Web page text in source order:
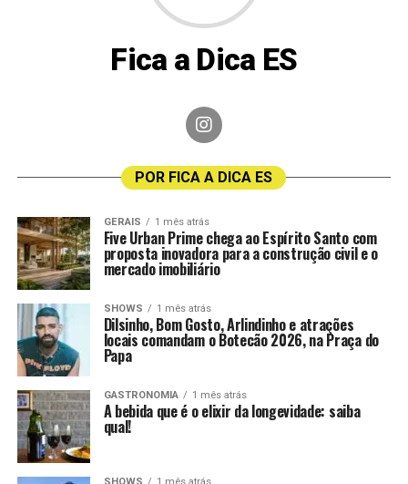
Fica a Dica ES
POR FICA A DICA ES
GERAIS 1 mês atrás
Five Urban Prime chega ao Espírito Santo com
proposta inovadora para a construção civil e o
mercado imobiliário
SHOWS 1 mês atrás
Dilsinho, Bom Gosto, Arlindinho e atrações
locais comandam o Botecão 2026, na Praça do
Papa
GASTRONOMIA 1 mês atrás
A bebida que é o elixir da longevidade: saiba
qual!
SHOWS 1 mês atrás